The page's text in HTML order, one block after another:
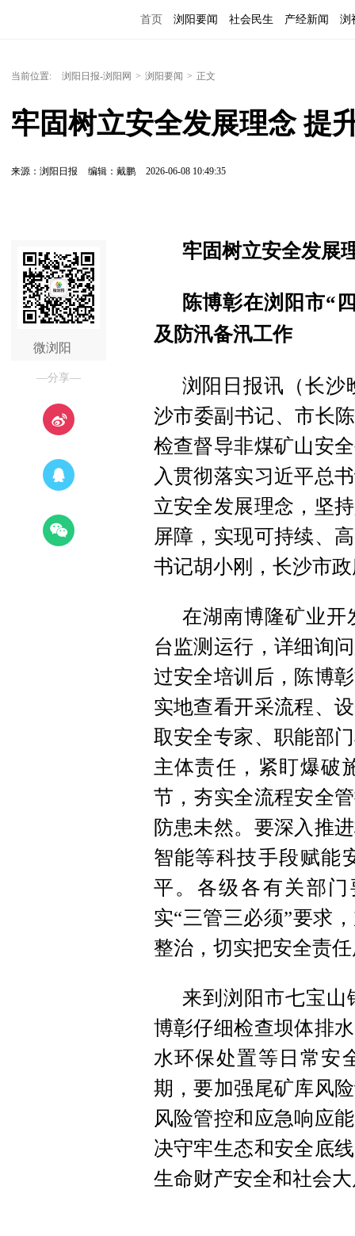
首页 浏阳要闻 社会民生 产经新闻 浏
当前位置: 浏阳日报-浏阳网 > 浏阳要闻 > 正文
牢固树立安全发展理念 提
来源：浏阳日报 编辑：戴鹏 2026-06-08 10:49:35
微浏阳
—分享—
牢固树立安全发展
陈博彰在浏阳市“
及防汛备汛工作
浏阳日报讯（长沙
沙市委副书记、市长
检查督导非煤矿山安
入贯彻落实习近平总
立安全发展理念，坚
屏障，实现可持续、
书记胡小刚，长沙市
在湖南博隆矿业开
台监测运行，详细询
过安全培训后，陈博
实地查看开采流程、
取安全专家、职能部
主体责任，紧盯爆破
节，夯实全流程安全
防患未然。要深入推
智能等科技手段赋能
平。各级各有关部
实“三管三必须”要求
整治，切实把安全责
来到浏阳市七宝
博彰仔细检查坝体排
水环保处置等日常安
期，要加强尾矿库风
风险管控和应急响应
决守牢生态和安全底
生命财产安全和社会